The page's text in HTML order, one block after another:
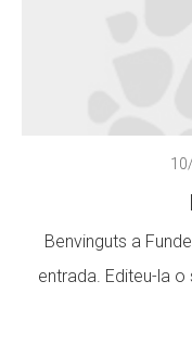
Benvinguts a
entrada. Editeu-la